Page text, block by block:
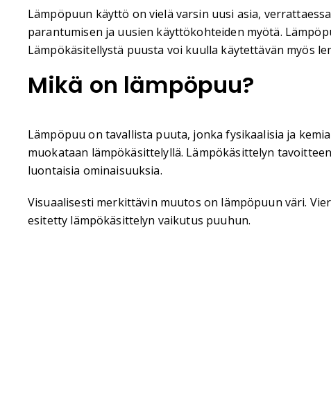
Lämpöpuun käyttö on vielä varsin uusi asia,
parantumisen ja uusien käyttökohteiden myötä.
Lämpökäsitellystä puusta voi kuulla käytettävän myös
Mikä on lämpöpuu?
Lämpöpuu on tavallista puuta, jonka fysikaalisia ja
muokataan lämpökäsittelyllä. Lämpökäsittelyn
luontaisia ominaisuuksia.
Visuaalisesti merkittävin muutos on lämpöpuun väri.
esitetty lämpökäsittelyn vaikutus puuhun.